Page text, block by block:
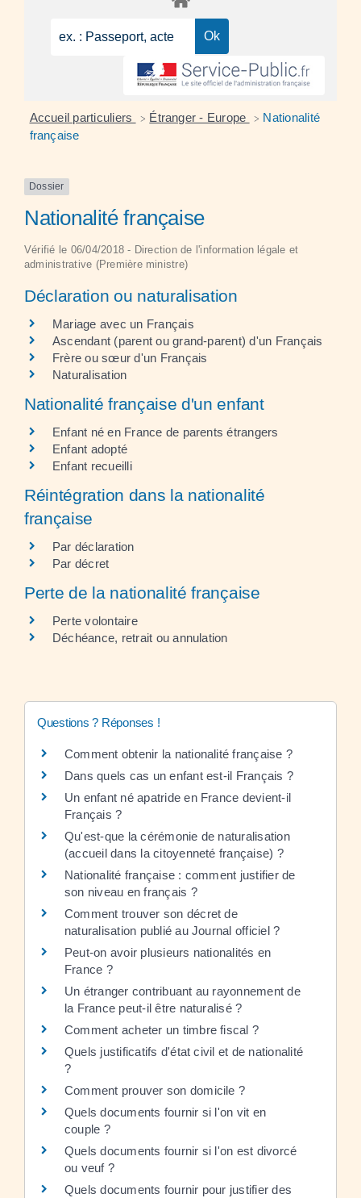
Accueil particuliers > Étranger - Europe > Nationalité
française
Dossier
Nationalité française
Vérifié le 06/04/2018 - Direction de l'information légale et
administrative (Première ministre)
Déclaration ou naturalisation
Mariage avec un Français
Ascendant (parent ou grand-parent) d'un Français
Frère ou sœur d'un Français
Naturalisation
Nationalité française d'un enfant
Enfant né en France de parents étrangers
Enfant adopté
Enfant recueilli
Réintégration dans la nationalité
française
Par déclaration
Par décret
Perte de la nationalité française
Perte volontaire
Déchéance, retrait ou annulation
Questions ? Réponses !
Comment obtenir la nationalité française ?
Dans quels cas un enfant est-il Français ?
Un enfant né apatride en France devient-il
Français ?
Qu'est-que la cérémonie de naturalisation
(accueil dans la citoyenneté française) ?
Nationalité française : comment justifier de
son niveau en français ?
Comment trouver son décret de
naturalisation publié au Journal officiel ?
Peut-on avoir plusieurs nationalités en
France ?
Un étranger contribuant au rayonnement de
la France peut-il être naturalisé ?
Comment acheter un timbre fiscal ?
Quels justificatifs d'état civil et de nationalité
?
Comment prouver son domicile ?
Quels documents fournir si l'on vit en
couple ?
Quels documents fournir si l'on est divorcé
ou veuf ?
Quels documents fournir pour justifier des